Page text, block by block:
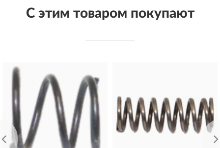
С этим товаром покупают